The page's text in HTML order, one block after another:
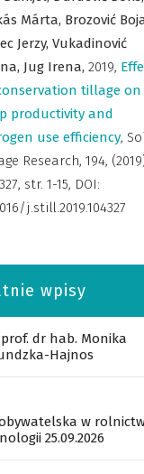
Márta, Brozović
Jerzy, Vukadinović
Jug Irena, 2019,
tillage on
productivity and
use efficiency,
Research, 194,
str. 1-15, DOI:
j.still.2019.104327
wpisy
dr hab. Monika
Hajnos
w
25.09.2026